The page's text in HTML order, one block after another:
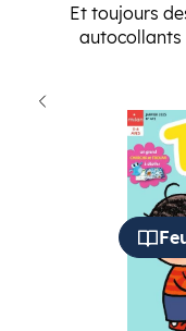
Et toujours
autocollants